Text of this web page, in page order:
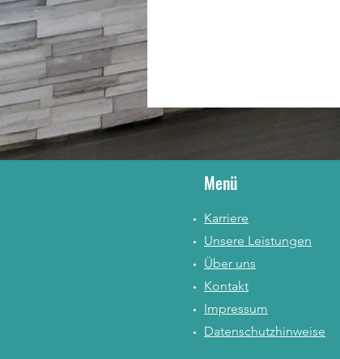
Menü
Karriere
Unsere Leistungen
Über uns
Kontakt
Impressum
Datenschutzhinweise